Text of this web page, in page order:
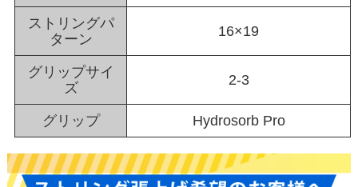
ストリングパ
ターン
16×19
グリップサイ
ズ
2-3
グリップ Hydrosorb Pro